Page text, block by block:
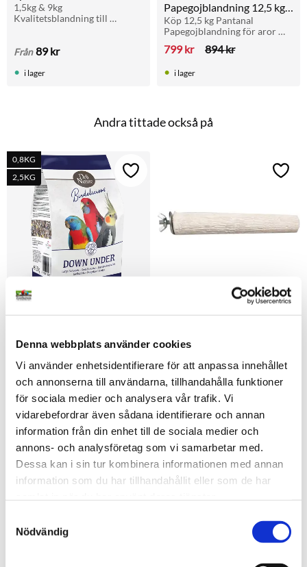
Denna webbplats använder cookies
Vi använder enhetsidentifierare för att anpassa innehållet
och annonserna till användarna, tillhandahålla funktioner
för sociala medier och analysera vår trafik. Vi
vidarebefordrar även sådana identifierare och annan
information från din enhet till de sociala medier och
annons- och analysföretag som vi samarbetar med.
Dessa kan i sin tur kombinera informationen med annan
information som du har tillhandahållit eller som de har
Nödvändig
1,5kg & 9kg
Kvalitetsblandning till
ingredienser och "extra allt"!
Från 89kr
i lager
Papegojblandning 12,5 kg
+ Parakit och Papegoj
Äggfoder 800g
Köp 12,5 kg Pantanal
Papegojblandning för aror
förpackning Äggfoder
köpet.
799kr 894kr
i lager
Andra tittade också på
frukt, gritt och pellets för
runt.
Från 69 kr
0,8KG
2,5KG
Lägg till i favoriter
i lager
Passar parakiter och
95kr
Lägg
i lager
400ML
Lägg till i favoriter
56cm långt och diameter